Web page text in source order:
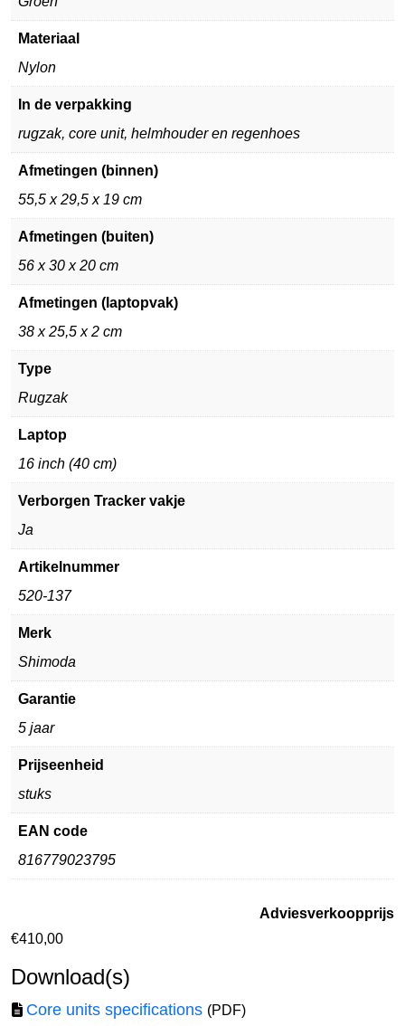
Materiaal
Nylon
In de verpakking
rugzak, core unit, helmhouder en regenhoes
Afmetingen (binnen)
55,5 x 29,5 x 19 cm
Afmetingen (buiten)
56 x 30 x 20 cm
Afmetingen (laptopvak)
38 x 25,5 x 2 cm
Type
Rugzak
Laptop
16 inch (40 cm)
Verborgen Tracker vakje
Ja
Artikelnummer
520-137
Merk
Shimoda
Garantie
5 jaar
Prijseenheid
stuks
EAN code
816779023795
Adviesverkoopprijs
€410,00
Download(s)
Core units specifications (PDF)